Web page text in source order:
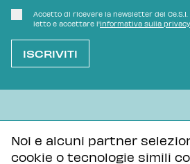
Noi e alcuni partner
cookie o tecnologie simili
Accetto di ricevere la newsletter del
letto e accettare l'Informativa sulla privacy
Informativa sulla